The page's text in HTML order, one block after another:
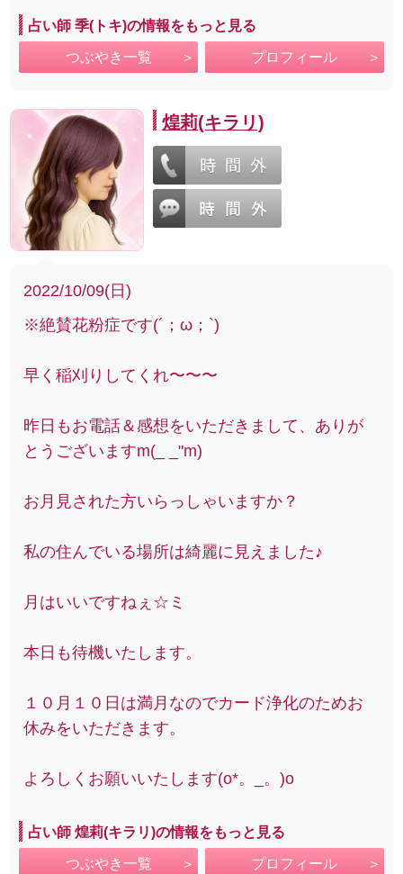
占い師 季(トキ)の情報をもっと見る
つぶやき一覧 プロフィール
煌莉(キラリ)
2022/10/09(日)
※絶賛花粉症です(´；ω；`)
早く稲刈りしてくれ〜〜〜
昨日もお電話＆感想をいただきまして、ありが
とうございますm(_ _"m)
お月見された方いらっしゃいますか？
私の住んでいる場所は綺麗に見えました♪
月はいいですねぇ☆ミ
本日も待機いたします。
１０月１０日は満月なのでカード浄化のためお
休みをいただきます。
よろしくお願いいたします(o*。_。)o
占い師 煌莉(キラリ)の情報をもっと見る
つぶやき一覧 プロフィール